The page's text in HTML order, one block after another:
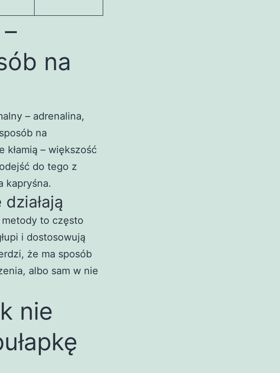
na
– adrenalina,
na
– większość
do tego z
kapryśna.
to często
i dostosowują
że ma sposób
albo sam w nie
nie